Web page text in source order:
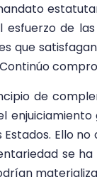
de
que
de
Ello
se